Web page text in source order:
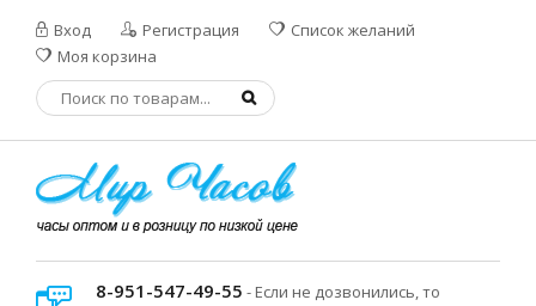
Вход Регистрация
Список желаний
Моя корзина
8-951-547-49-55 - Если не дозвонились, то